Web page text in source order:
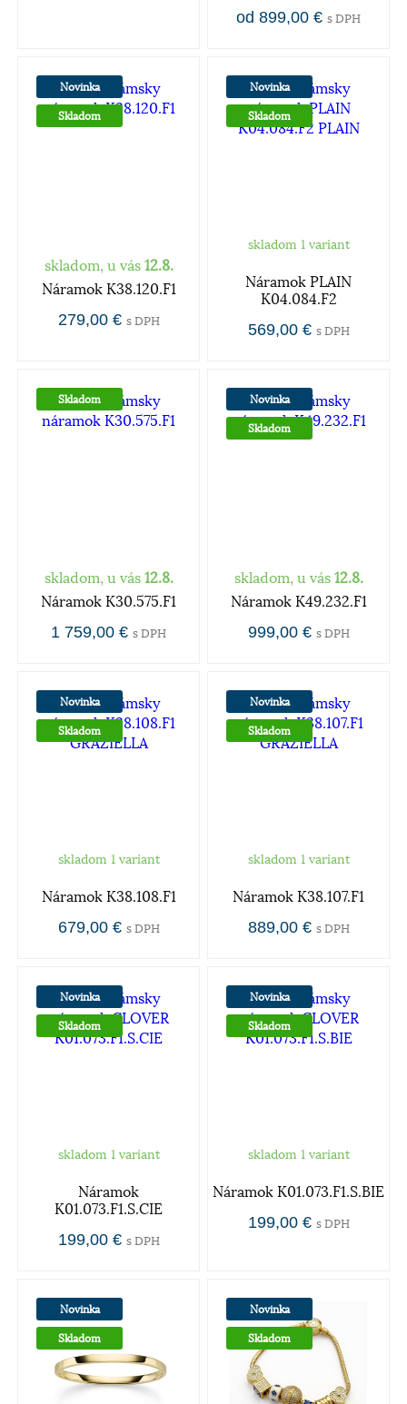
od 899,00 € s DPH
Novinka
Skladom
skladom, u vás 12.8.
Náramok K38.120.F1
279,00 € s DPH
Novinka
Skladom
skladom 1 variant
Náramok PLAIN
K04.084.F2
569,00 € s DPH
Skladom
skladom, u vás 12.8.
Náramok K30.575.F1
1 759,00 € s DPH
Novinka
Skladom
skladom, u vás 12.8.
Náramok K49.232.F1
999,00 € s DPH
Novinka
Skladom
skladom 1 variant
Náramok K38.108.F1
679,00 € s DPH
Novinka
Skladom
skladom 1 variant
Náramok K38.107.F1
889,00 € s DPH
Novinka
Skladom
skladom 1 variant
Náramok
K01.073.F1.S.CIE
199,00 € s DPH
Novinka
Skladom
skladom 1 variant
Náramok K01.073.F1.S.BIE
199,00 € s DPH
Novinka
Skladom
Novinka
Skladom